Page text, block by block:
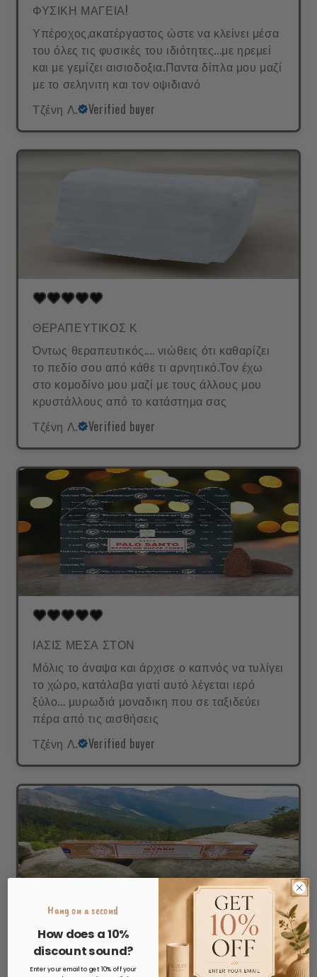
ΦΥΣΙΚΗ ΜΑΓΕΙΑ!
Υπέροχος,ακατέργαστος ώστε να κλείνει μέσα
του όλες τις φυσικές του ιδιότητες...με ηρεμεί
και με γεμίζει αισιοδοξια.Παντα δίπλα μου μαζί
με το σεληνιτη και τον οψιδιανό
Τζένη Λ.
Verified buyer
ΘΕΡΑΠΕΥΤΙΚΟΣ Κ
Όντως θεραπευτικός.... νιώθεις ότι καθαρίζει
το πεδίο σου από κάθε τι αρνητικό.Τον έχω
στο κομοδίνο μου μαζί με τους άλλους μου
κρυστάλλους από το κατάστημα σας
Τζένη Λ.
Verified buyer
ΙΑΣΙΣ ΜΕΣΑ ΣΤΟΝ
Μόλις το άναψα και άρχισε ο καπνός να τυλίγει
το χώρο, κατάλαβα γιατί αυτό λέγεται ιερό
ξύλο... μυρωδιά μοναδικη που σε ταξιδεύει
πέρα από τις αισθήσεις
Τζένη Λ.
Verified buyer
ΑΠΟΛΥΤΑ ΧΑΛΑΡΩΤΙΚΟ
Hang on a second
How does a 10%
discount sound?
Enter your email to get 10% off your